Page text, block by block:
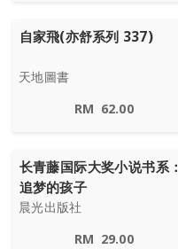
自家飛(亦舒系列 337)
天地圖書
RM 62.00
长青藤国际大奖小说书系：
追梦的孩子
晨光出版社
RM 29.00